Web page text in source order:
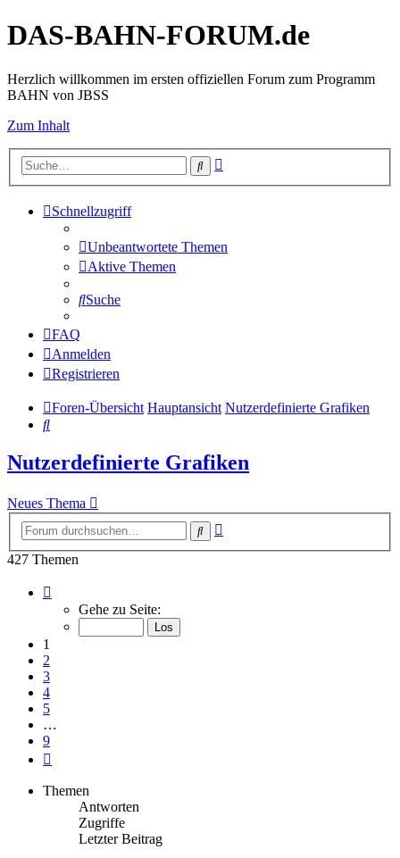
DAS-BAHN-FORUM.de
Herzlich willkommen im ersten offiziellen Forum zum Programm
BAHN von JBSS
Zum Inhalt
Suche
Schnellzugriff
Unbeantwortete Themen
Aktive Themen
Suche
FAQ
Anmelden
Registrieren
Foren-Übersicht Hauptansicht Nutzerdefinierte Grafiken
Suche
Nutzerdefinierte Grafiken
Neues Thema
Suche
427 Themen
von
Gehe zu Seite:
1
2
3
4
5
…
9
Themen
Antworten
Zugriffe
Letzter Beitrag